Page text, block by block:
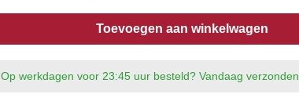
Toevoegen aan winkelwagen
Op werkdagen voor 23:45 uur besteld? Vandaag verzonden.